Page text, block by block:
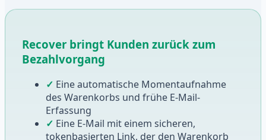
Recover bringt Kunden zurück zum
Bezahlvorgang
✓ Eine automatische Momentaufnahme
des Warenkorbs und frühe E-Mail-
Erfassung
✓ Eine E-Mail mit einem sicheren,
tokenbasierten Link, der den Warenkorb